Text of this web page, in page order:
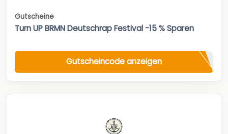
Gutscheine
Turn UP BRMN Deutschrap Festival -15 % Sparen
Gutscheincode anzeigen